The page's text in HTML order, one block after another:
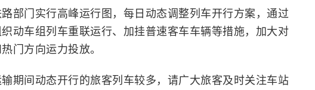
部门实行高峰运行图，每日动态调整列车开行方案，通过
动车组列车重联运行、加挂普速客车车辆等措施，加大对
门方向运力投放。
期间动态开行的旅客列车较多，请广大旅客及时关注车站